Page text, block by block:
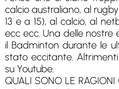
calcio australiano, al
13 e a 15), al calcio, al
ecc ecc. Una delle
il Badminton durante le
stato eccitante.
su Youtube.
QUALI SONO LE